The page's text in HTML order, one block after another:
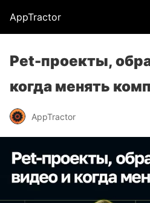
AppTractor
Pet-проекты,
когда менять
AppTractor